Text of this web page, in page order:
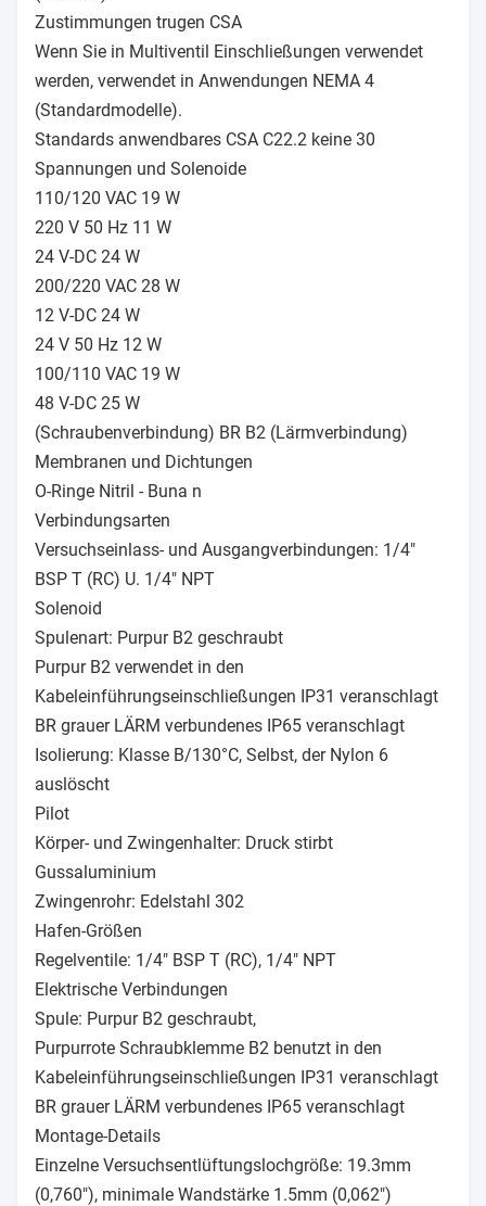
Zustimmungen trugen CSA
Wenn Sie in Multiventil Einschließungen verwendet
werden, verwendet in Anwendungen NEMA 4
(Standardmodelle).
Standards anwendbares CSA C22.2 keine 30
Spannungen und Solenoide
110/120 VAC 19 W
220 V 50 Hz 11 W
24 V-DC 24 W
200/220 VAC 28 W
12 V-DC 24 W
24 V 50 Hz 12 W
100/110 VAC 19 W
48 V-DC 25 W
(Schraubenverbindung) BR B2 (Lärmverbindung)
Membranen und Dichtungen
O-Ringe Nitril - Buna n
Verbindungsarten
Versuchseinlass- und Ausgangverbindungen: 1/4"
BSP T (RC) U. 1/4" NPT
Solenoid
Spulenart: Purpur B2 geschraubt
Purpur B2 verwendet in den
Kabeleinführungseinschließungen IP31 veranschlagt
BR grauer LÄRM verbundenes IP65 veranschlagt
Isolierung: Klasse B/130°C, Selbst, der Nylon 6
auslöscht
Pilot
Körper- und Zwingenhalter: Druck stirbt
Gussaluminium
Zwingenrohr: Edelstahl 302
Hafen-Größen
Regelventile: 1/4" BSP T (RC), 1/4" NPT
Elektrische Verbindungen
Spule: Purpur B2 geschraubt,
Purpurrote Schraubklemme B2 benutzt in den
Kabeleinführungseinschließungen IP31 veranschlagt
BR grauer LÄRM verbundenes IP65 veranschlagt
Montage-Details
Einzelne Versuchsentlüftungslochgröße: 19.3mm
(0,760"), minimale Wandstärke 1.5mm (0,062")